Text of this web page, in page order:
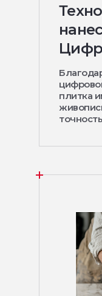
плитка